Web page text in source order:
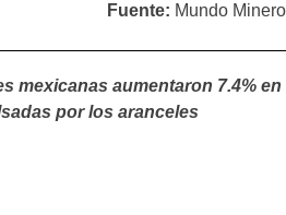
Fuente: Mundo Minero
mexicanas aumentaron 7.4% en
por los aranceles